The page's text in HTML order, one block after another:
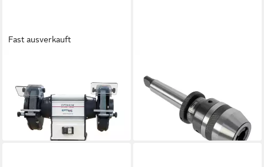
Fast ausverkauft
Doppelschleifmaschine
OPTIgrind GU 18
249,41 €
lieferbar - in 3-4 Werktagen bei dir
Bohrfutter OPTIMUM
Schnellspannbohrfutter MK3
/ 1 - 16 mm; bis 6000 min-1
ab 102,85 €
leider ausverkauft